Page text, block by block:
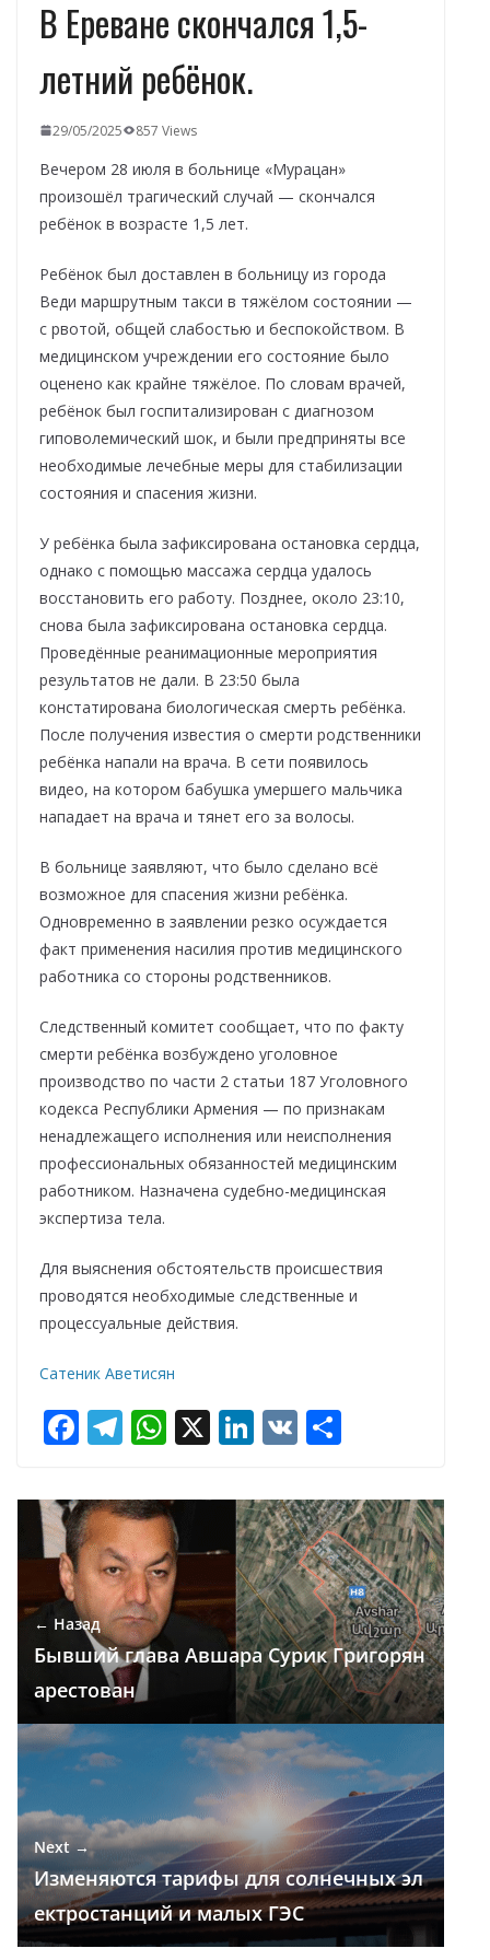
В Ереване скончался 1,5-
летний ребёнок.
29/05/2025 857 Views
Вечером 28 июля в больнице «Мурацан»
произошёл трагический случай — скончался
ребёнок в возрасте 1,5 лет.
Ребёнок был доставлен в больницу из города
Веди маршрутным такси в тяжёлом состоянии —
с рвотой, общей слабостью и беспокойством. В
медицинском учреждении его состояние было
оценено как крайне тяжёлое. По словам врачей,
ребёнок был госпитализирован с диагнозом
гиповолемический шок, и были предприняты все
необходимые лечебные меры для стабилизации
состояния и спасения жизни.
У ребёнка была зафиксирована остановка сердца,
однако с помощью массажа сердца удалось
восстановить его работу. Позднее, около 23:10,
снова была зафиксирована остановка сердца.
Проведённые реанимационные мероприятия
результатов не дали. В 23:50 была
констатирована биологическая смерть ребёнка.
После получения известия о смерти родственники
ребёнка напали на врача. В сети появилось
видео, на котором бабушка умершего мальчика
нападает на врача и тянет его за волосы.
В больнице заявляют, что было сделано всё
возможное для спасения жизни ребёнка.
Одновременно в заявлении резко осуждается
факт применения насилия против медицинского
работника со стороны родственников.
Следственный комитет сообщает, что по факту
смерти ребёнка возбуждено уголовное
производство по части 2 статьи 187 Уголовного
кодекса Республики Армения — по признакам
ненадлежащего исполнения или неисполнения
профессиональных обязанностей медицинским
работником. Назначена судебно-медицинская
экспертиза тела.
Для выяснения обстоятельств происшествия
проводятся необходимые следственные и
процессуальные действия.
Сатеник Аветисян
F
e
b
o
o
k
T
e
gr
a
m
W
at
s
A
p
p
X Li
k
e
dI
n
V
п
р
а
в
и
т
ь
← Назад
Бывший глава Авшара Сурик Григорян
арестован
Next →
Изменяются тарифы для солнечных эл
ектростанций и малых ГЭС